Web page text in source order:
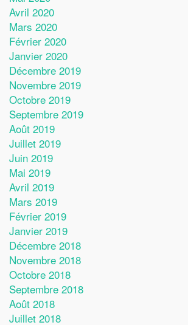
Avril 2020
Mars 2020
Février 2020
Janvier 2020
Décembre 2019
Novembre 2019
Octobre 2019
Septembre 2019
Août 2019
Juillet 2019
Juin 2019
Mai 2019
Avril 2019
Mars 2019
Février 2019
Janvier 2019
Décembre 2018
Novembre 2018
Octobre 2018
Septembre 2018
Août 2018
Juillet 2018